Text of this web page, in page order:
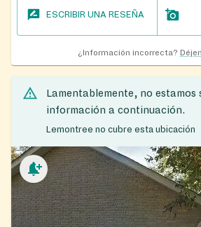
ESCRIBIR UNA RESEÑA
¿Información incorrecta?
Lamentablemente, no estamos
información a continuación.
Lemontree no cubre esta ubicación